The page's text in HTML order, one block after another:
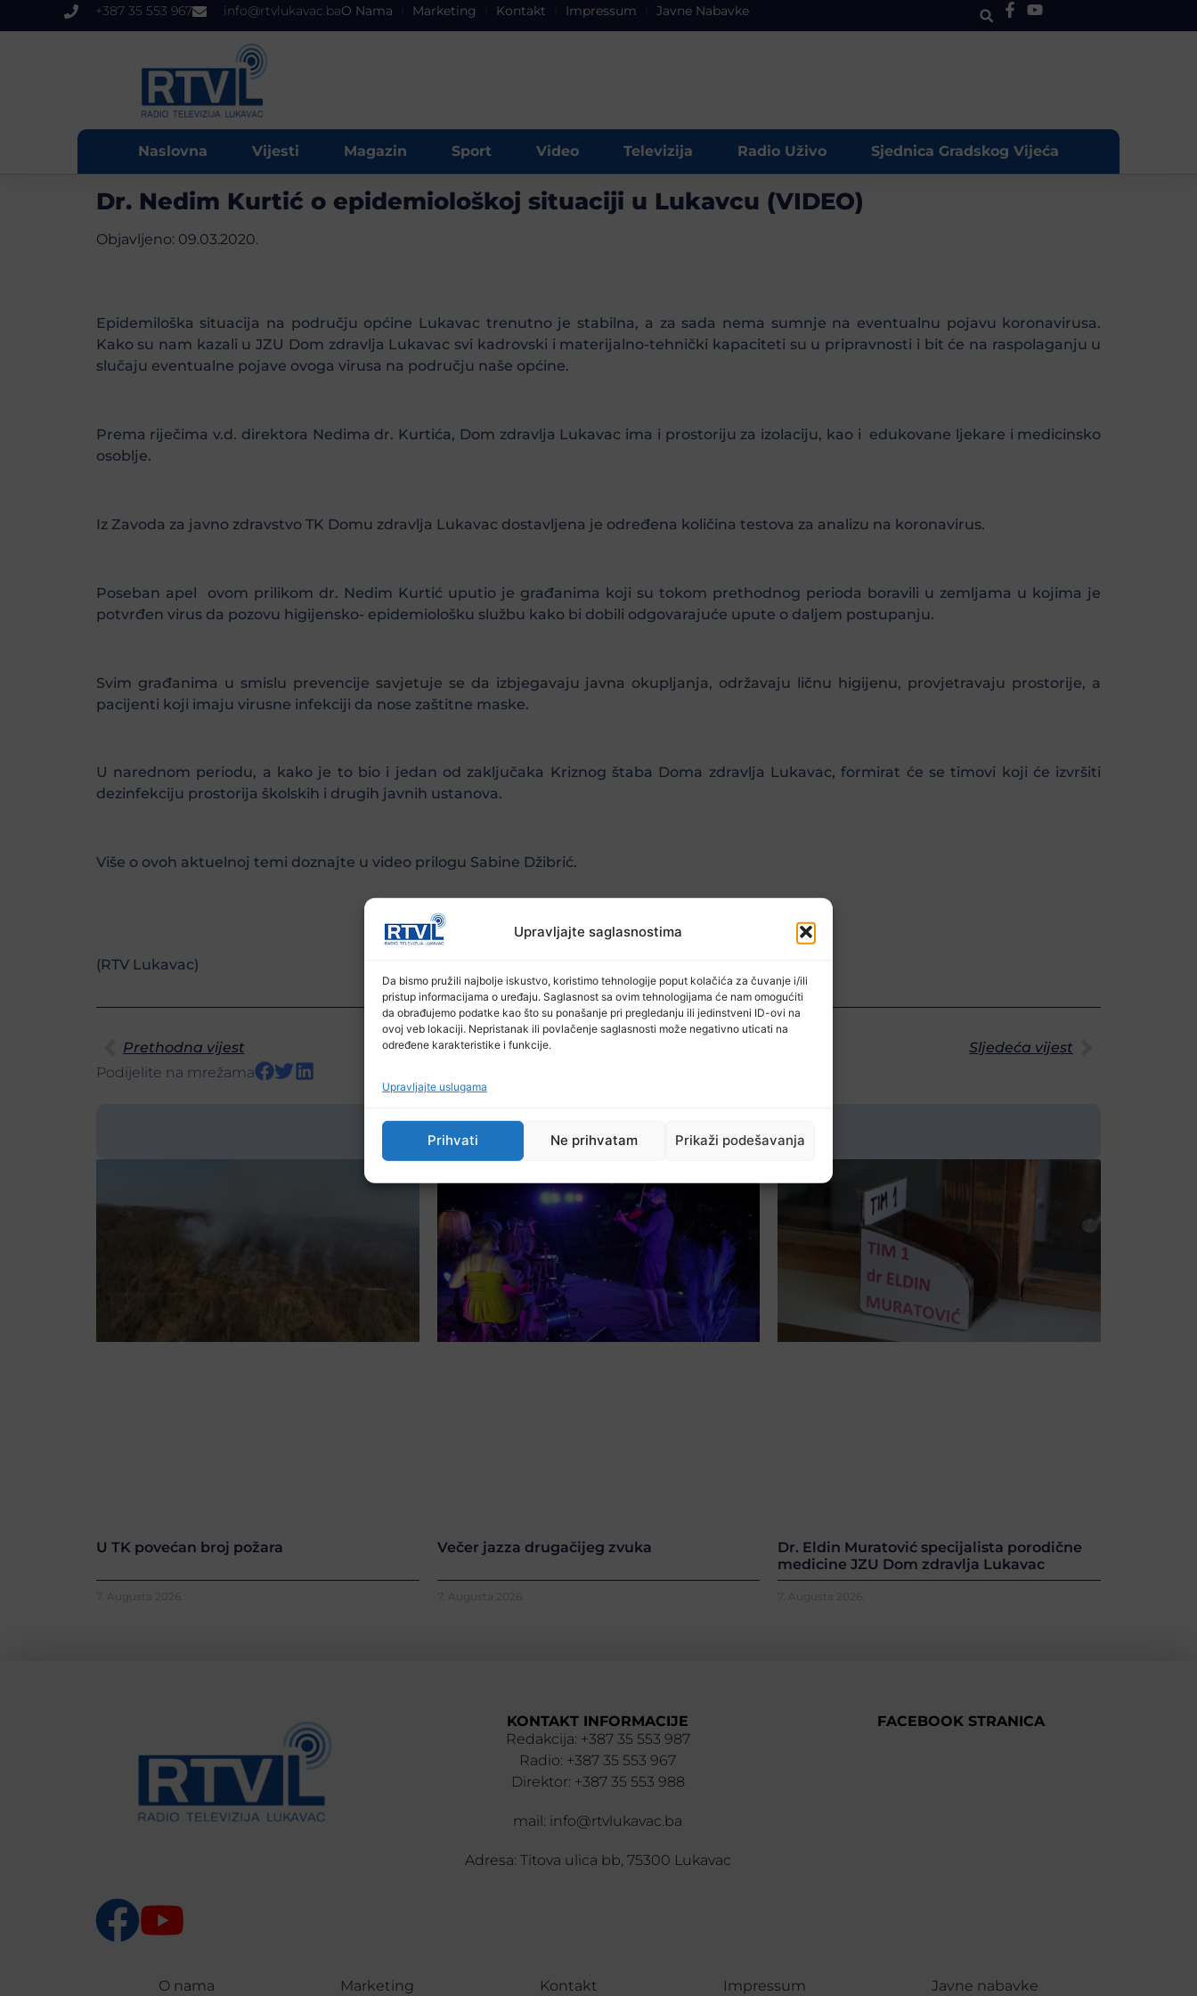
Upravljajte saglasnostima
Da bismo pružili najbolje iskustvo, koristimo tehnologije poput kolačića za čuvanje i/ili
pristup informacijama o uređaju. Saglasnost sa ovim tehnologijama će nam omogućiti
da obrađujemo podatke kao što su ponašanje pri pregledanju ili jedinstveni ID-ovi na
ovoj veb lokaciji. Nepristanak ili povlačenje saglasnosti može negativno uticati na
određene karakteristike i funkcije.
Upravljajte uslugama
Prihvati Ne prihvatam Prikaži podešavanja
+387 35 553 967 info@rtvlukavac.baO Nama Marketing Kontakt Impressum Javne Nabavke
Naslovna Vijesti Magazin Sport Video Televizija Radio Uživo Sjednica Gradskog Vijeća
Dr. Nedim Kurtić o epidemiološkoj situaciji u Lukavcu (VIDEO)
Objavljeno: 09.03.2020.
Epidemiloška situacija na području općine Lukavac trenutno je stabilna, a za sada nema sumnje na eventualnu pojavu koronavirusa.
Kako su nam kazali u JZU Dom zdravlja Lukavac svi kadrovski i materijalno-tehnički kapaciteti su u pripravnosti i bit će na raspolaganju u
slučaju eventualne pojave ovoga virusa na području naše općine.
Prema riječima v.d. direktora Nedima dr. Kurtića, Dom zdravlja Lukavac ima i prostoriju za izolaciju, kao i edukovane ljekare i medicinsko
osoblje.
Iz Zavoda za javno zdravstvo TK Domu zdravlja Lukavac dostavljena je određena količina testova za analizu na koronavirus.
Poseban apel ovom prilikom dr. Nedim Kurtić uputio je građanima koji su tokom prethodnog perioda boravili u zemljama u kojima je
potvrđen virus da pozovu higijensko- epidemiološku službu kako bi dobili odgovarajuće upute o daljem postupanju.
Svim građanima u smislu prevencije savjetuje se da izbjegavaju javna okupljanja, održavaju ličnu higijenu, provjetravaju prostorije, a
pacijenti koji imaju virusne infekciji da nose zaštitne maske.
U narednom periodu, a kako je to bio i jedan od zaključaka Kriznog štaba Doma zdravlja Lukavac, formirat će se timovi koji će izvršiti
dezinfekciju prostorija školskih i drugih javnih ustanova.
Više o ovoh aktuelnoj temi doznajte u video prilogu Sabine Džibrić.
(RTV Lukavac)
Prethodna vijest
Sljedeća vijest
Podijelite na mrežama
Ostale novosti
U TK povećan broj požara
7. Augusta 2026.
Večer jazza drugačijeg zvuka
7. Augusta 2026.
Dr. Eldin Muratović specijalista porodične
medicine JZU Dom zdravlja Lukavac
7. Augusta 2026.
KONTAKT INFORMACIJE
Redakcija: +387 35 553 987
Radio: +387 35 553 967
Direktor: +387 35 553 988
mail: info@rtvlukavac.ba
Adresa: Titova ulica bb, 75300 Lukavac
FACEBOOK STRANICA
O nama Marketing Kontakt Impressum Javne nabavke